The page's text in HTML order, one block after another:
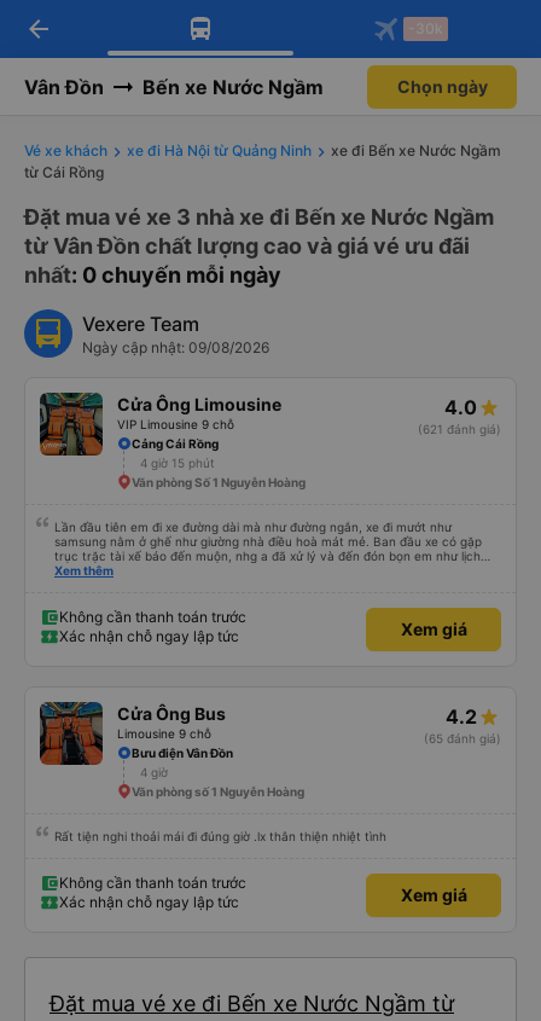
Tải app Vexere ngay!
Nhận ưu đãi thành viên độc
Mở app
Tải app Vexere
-30k/ghế khi đặt vé máy bay qua
Mở app
arrow_back -30k
Vân Đồn Bến xe Nước Ngầm Chọn ngày
Vé xe khách xe đi Hà Nội từ Quảng Ninh
xe đi Bến xe Nước Ngầm
từ Cái Rồng
Đặt mua vé xe 3 nhà xe đi Bến xe Nước Ngầm
từ Vân Đồn chất lượng cao và giá vé ưu đãi
nhất: 0 chuyến mỗi ngày
Vexere Team
Ngày cập nhật: 09/08/2026
Cửa Ông Limousine
VIP Limousine 9 chỗ
4.0
(621 đánh giá)
Cảng Cái Rồng
4 giờ 15 phút
Văn phòng Số 1 Nguyễn Hoàng
Lần đầu tiên em đi xe đường dài mà như đường ngắn, xe đi mướt như
samsung nằm ở ghế như giường nhà điều hoà mát mẻ. Ban đầu xe có gặp
trục trặc tài xế báo đến muộn, nhg a đã xử lý và đến đón bọn em như lịch
trên hệ thống. Anh tài xế Văn Sĩ quá vui tính và nhiệt tình, trời mưa gió đã
Xem thêm
Không cần thanh toán trước
Xác nhận chỗ ngay lập tức
Xem giá
Cửa Ông Bus
Limousine 9 chỗ
4.2
(65 đánh giá)
Bưu điện Vân Đồn
4 giờ
Văn phòng số 1 Nguyễn Hoàng
Rất tiện nghi thoải mái đi đúng giờ .lx thân thiện nhiệt tình
Không cần thanh toán trước
Xác nhận chỗ ngay lập tức
Xem giá
Đặt mua vé xe đi Bến xe Nước Ngầm từ